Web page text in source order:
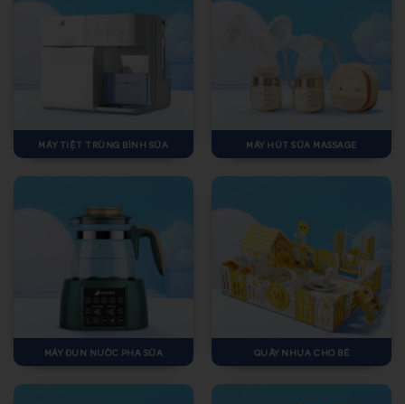
MÁY TIỆT TRÙNG BÌNH SỮA MÁY HÚT SỮA MASSAGE
MÁY ĐUN NƯỚC PHA SỮA QUÂY NHỰA CHO BÉ